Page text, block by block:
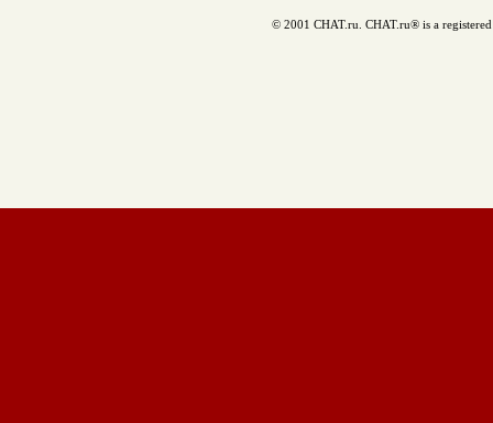
© 2001 CHAT.ru. CHAT.ru® is a